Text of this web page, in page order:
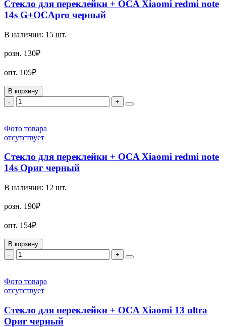
Стекло для переклейки + OCA Xiaomi redmi note
14s G+OCApro черный
В наличии: 15 шт.
розн. 130₽
опт. 105₽
В корзину
-
+
Фото товара
отсутствует
Стекло для переклейки + OCA Xiaomi redmi note
14s Ориг черный
В наличии: 12 шт.
розн. 190₽
опт. 154₽
В корзину
-
+
Фото товара
отсутствует
Стекло для переклейки + OCA Xiaomi 13 ultra
Ориг черный